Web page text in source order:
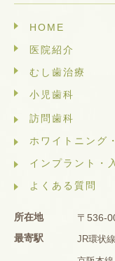
HOME
医院紹介
むし歯治療
小児歯科
訪問歯科
ホワイトニング
インプラント・
よくある質問
所在地
〒536-
最寄駅
JR環状